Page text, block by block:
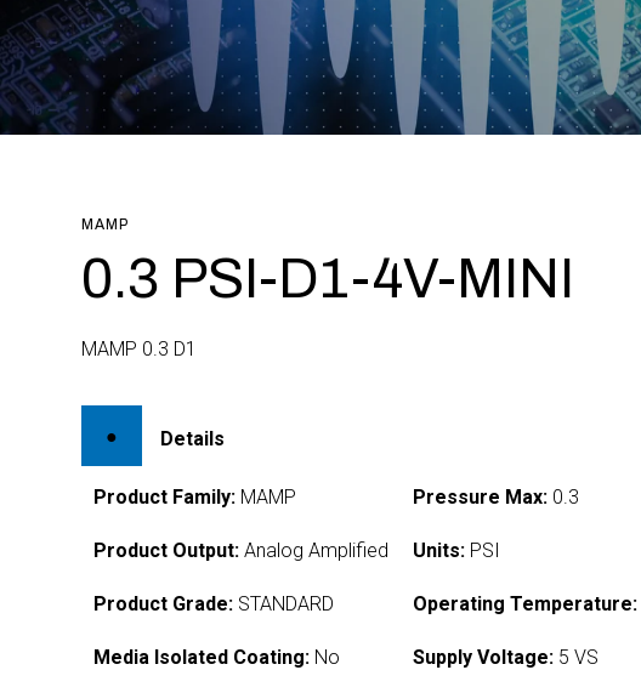
MAMP
0.3 PSI-D1-4V-MINI
MAMP 0.3 D1
Details
Product Family: MAMP
Product Output: Analog Amplified
Product Grade: STANDARD
Media Isolated Coating: No
Pressure Max: 0.3
Units: PSI
Operating Temperature:
Supply Voltage: 5 VS